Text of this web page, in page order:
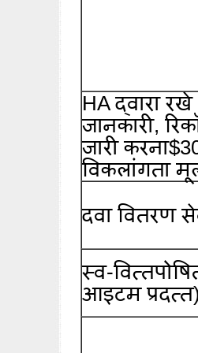
HA द्वारा
जानकारी,
जारी
विकलांगता
दवा वितरण
स्व-
आइटम